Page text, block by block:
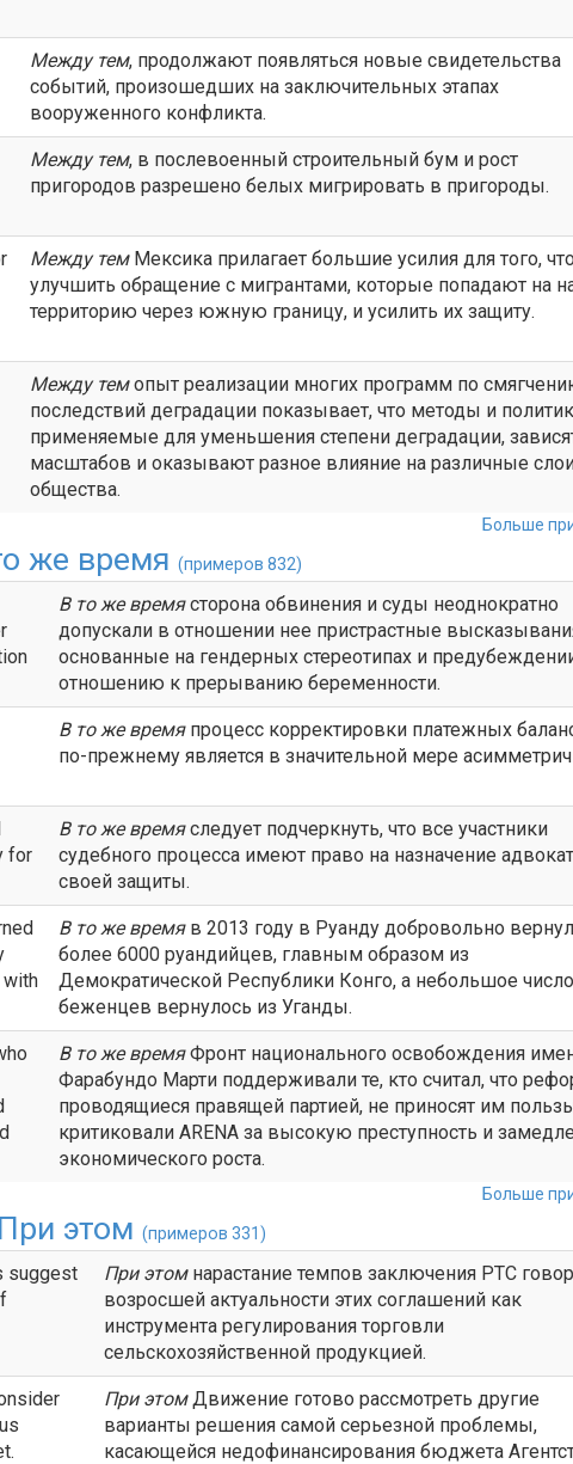
Между тем, продолжают появляться новые свидетельства
событий, произошедших на заключительных этапах
вооруженного конфликта.
Между тем, в послевоенный строительный бум и рост
пригородов разрешено белых мигрировать в пригороды.
Между темМексика прилагает большие усилия для того,
улучшить обращение с мигрантами, которые попадают на
территорию через южную границу, и усилить их защиту.
Между темопыт реализации многих программ по
последствий деградации показывает, что методы и
применяемые для уменьшения степени деградации,
масштабов и оказывают разное влияние на различные
общества.
Больше
же время(примеров 832)
В то же времясторона обвинения и суды неоднократно
допускали в отношении нее пристрастные
основанные на гендерных стереотипах и
отношению к прерыванию беременности.
В то же времяпроцесс корректировки платежных
по-прежнему является в значительной мере
for
В то жевремяследует подчеркнуть, что все участники
судебного процесса имеют право на назначение
своей защиты.
with
В то же времяв 2013 году в Руанду добровольно
более 6000 руандийцев, главным образом из
Демократической Республики Конго, а небольшое число
беженцев вернулось из Уганды.
В то же времяФронт национального освобождения
Фарабундо Марти поддерживали те, кто считал, что
проводящиеся правящей партией, не приносят им
критиковали ARENA за высокую преступность и
экономического роста.
Больше
При этом (примеров 331)
suggest
При этомнарастание темпов заключения РТС
возросшей актуальности этих соглашений как
инструмента регулирования торговли
сельскохозяйственной продукцией.
При этомДвижение готово рассмотреть другие
варианты решения самой серьезной проблемы,
касающейся недофинансирования бюджета